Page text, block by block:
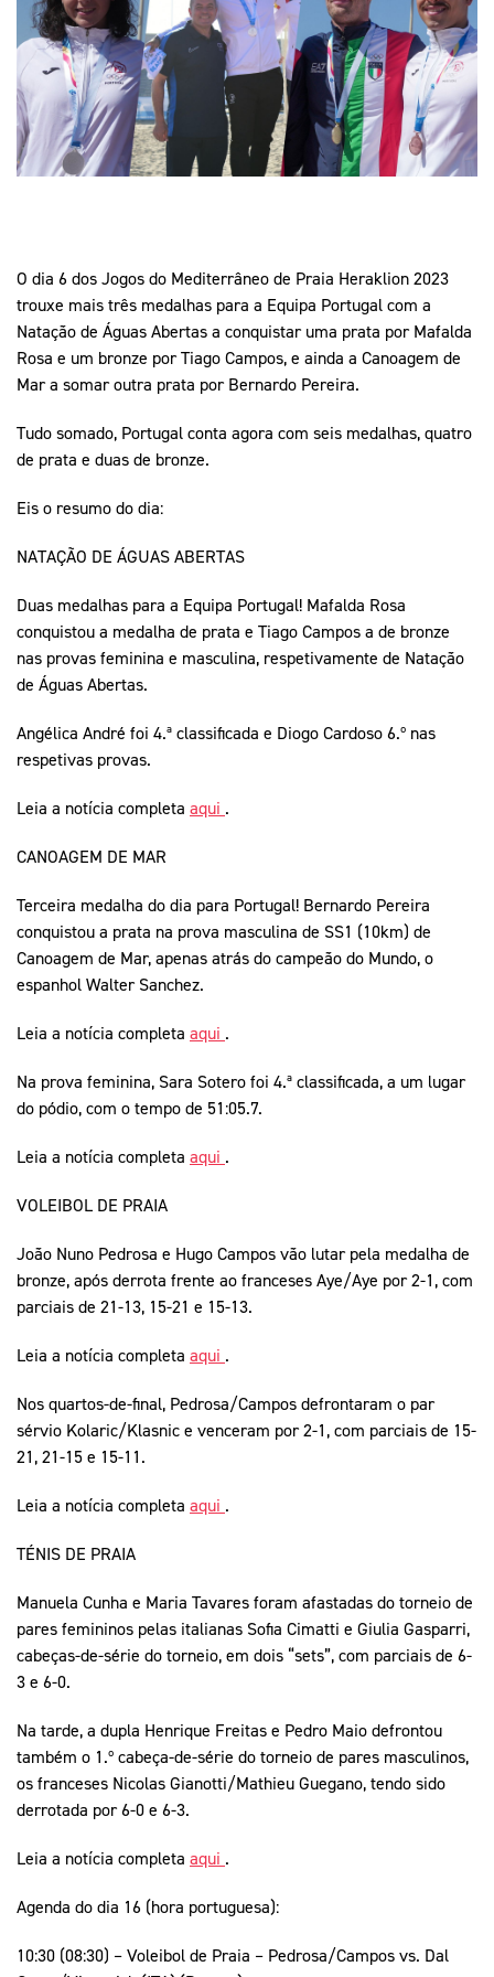
Marketing
Media
Documentos
Contactos
Educação Olímpica
Equipa Portugal
Educação
Equipa Portugal
Arquivo Histórico
Educação Olímpica
Equipa Portugal
O dia 6 dos Jogos do Mediterrâneo de Praia Heraklion 2023
trouxe mais três medalhas para a Equipa Portugal com a
Natação de Águas Abertas a conquistar uma prata por Mafalda
Rosa e um bronze por Tiago Campos, e ainda a Canoagem de
Mar a somar outra prata por Bernardo Pereira.
Tudo somado, Portugal conta agora com seis medalhas, quatro
de prata e duas de bronze.
Eis o resumo do dia:
NATAÇÃO DE ÁGUAS ABERTAS
Duas medalhas para a Equipa Portugal! Mafalda Rosa
conquistou a medalha de prata e Tiago Campos a de bronze
nas provas feminina e masculina, respetivamente de Natação
de Águas Abertas.
Angélica André foi 4.ª classificada e Diogo Cardoso 6.º nas
respetivas provas.
Leia a notícia completa aqui .
CANOAGEM DE MAR
Terceira medalha do dia para Portugal! Bernardo Pereira
conquistou a prata na prova masculina de SS1 (10km) de
Canoagem de Mar, apenas atrás do campeão do Mundo, o
espanhol Walter Sanchez.
Leia a notícia completa aqui .
Na prova feminina, Sara Sotero foi 4.ª classificada, a um lugar
do pódio, com o tempo de 51:05.7.
Leia a notícia completa aqui .
VOLEIBOL DE PRAIA
João Nuno Pedrosa e Hugo Campos vão lutar pela medalha de
bronze, após derrota frente ao franceses Aye/Aye por 2-1, com
parciais de 21-13, 15-21 e 15-13.
Leia a notícia completa aqui .
Nos quartos-de-final, Pedrosa/Campos defrontaram o par
sérvio Kolaric/Klasnic e venceram por 2-1, com parciais de 15-
21, 21-15 e 15-11.
Leia a notícia completa aqui .
TÉNIS DE PRAIA
Manuela Cunha e Maria Tavares foram afastadas do torneio de
pares femininos pelas italianas Sofia Cimatti e Giulia Gasparri,
cabeças-de-série do torneio, em dois “sets”, com parciais de 6-
3 e 6-0.
Na tarde, a dupla Henrique Freitas e Pedro Maio defrontou
também o 1.º cabeça-de-série do torneio de pares masculinos,
os franceses Nicolas Gianotti/Mathieu Guegano, tendo sido
derrotada por 6-0 e 6-3.
Leia a notícia completa aqui .
Agenda do dia 16 (hora portuguesa):
10:30 (08:30) – Voleibol de Praia – Pedrosa/Campos vs. Dal